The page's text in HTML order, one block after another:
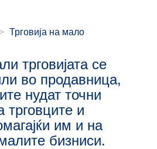
Трговија на мало
трговијата се
во продавница,
нудат точни
и
им и на
бизниси.